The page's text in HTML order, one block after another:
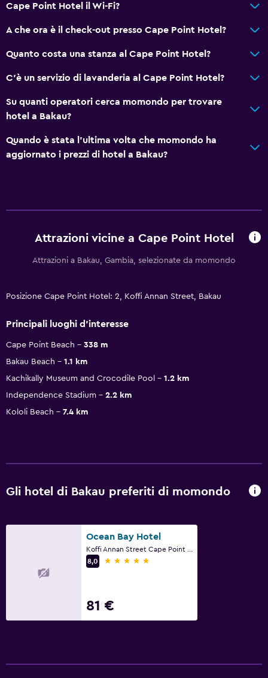
Cape Point Hotel il Wi-Fi?
A che ora è il check-out presso Cape Point Hotel?
Quanto costa una stanza al Cape Point Hotel?
C'è un servizio di lavanderia al Cape Point Hotel?
Su quanti operatori cerca momondo per trovare
hotel a Bakau?
Quando è stata l'ultima volta che momondo ha
aggiornato i prezzi di hotel a Bakau?
Attrazioni vicine a Cape Point Hotel
Attrazioni a Bakau, Gambia, selezionate da momondo
Posizione Cape Point Hotel: 2, Koffi Annan Street, Bakau
Principali luoghi d'interesse
Cape Point Beach
338 m
Bakau Beach
1.1 km
Kachikally Museum and Crocodile Pool
1.2 km
Independence Stadium
2.2 km
Kololi Beach
7.4 km
Gli hotel di Bakau preferiti di momondo
Ocean Bay Hotel
8,0
5 stelle
81 €